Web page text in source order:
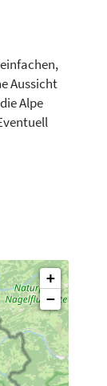
Aussicht
Alpe
+
−